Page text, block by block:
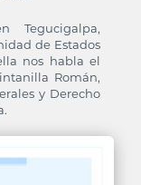
Tegucigalpa,
de Estados
nos habla el
Román,
y Derecho